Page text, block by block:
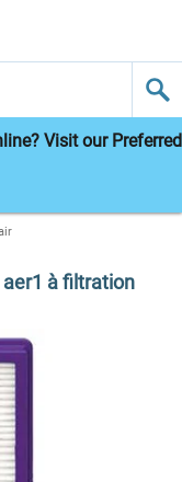
Visit our Preferred
aer1 à filtration